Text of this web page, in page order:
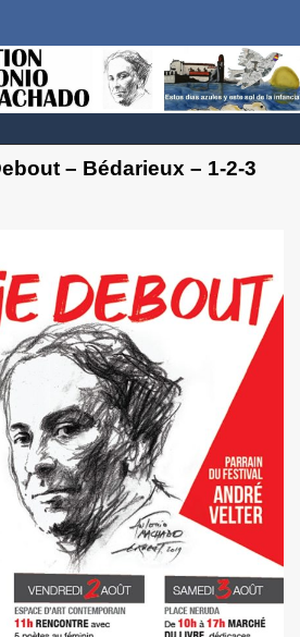
– Bédarieux – 1-2-3